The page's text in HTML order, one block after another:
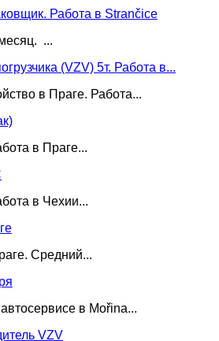
Работа в Strančice
...
(VZV) 5т. Работа в...
в Праге. Работа...
в Праге...
в Чехии...
Средний...
в Mořina...
VZV